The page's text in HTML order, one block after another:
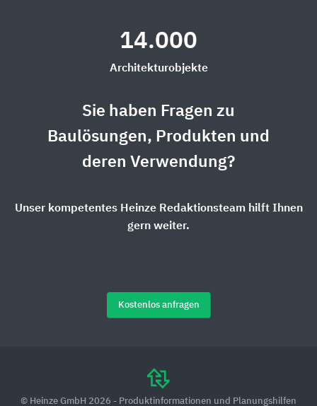
14.000
Architekturobjekte
Sie haben Fragen zu
Baulösungen, Produkten und
deren Verwendung?
Unser kompetentes Heinze Redaktionsteam hilft Ihnen
gern weiter.
Kostenlos anfragen
© Heinze GmbH 2026 - Produktinformationen und Planungshilfen